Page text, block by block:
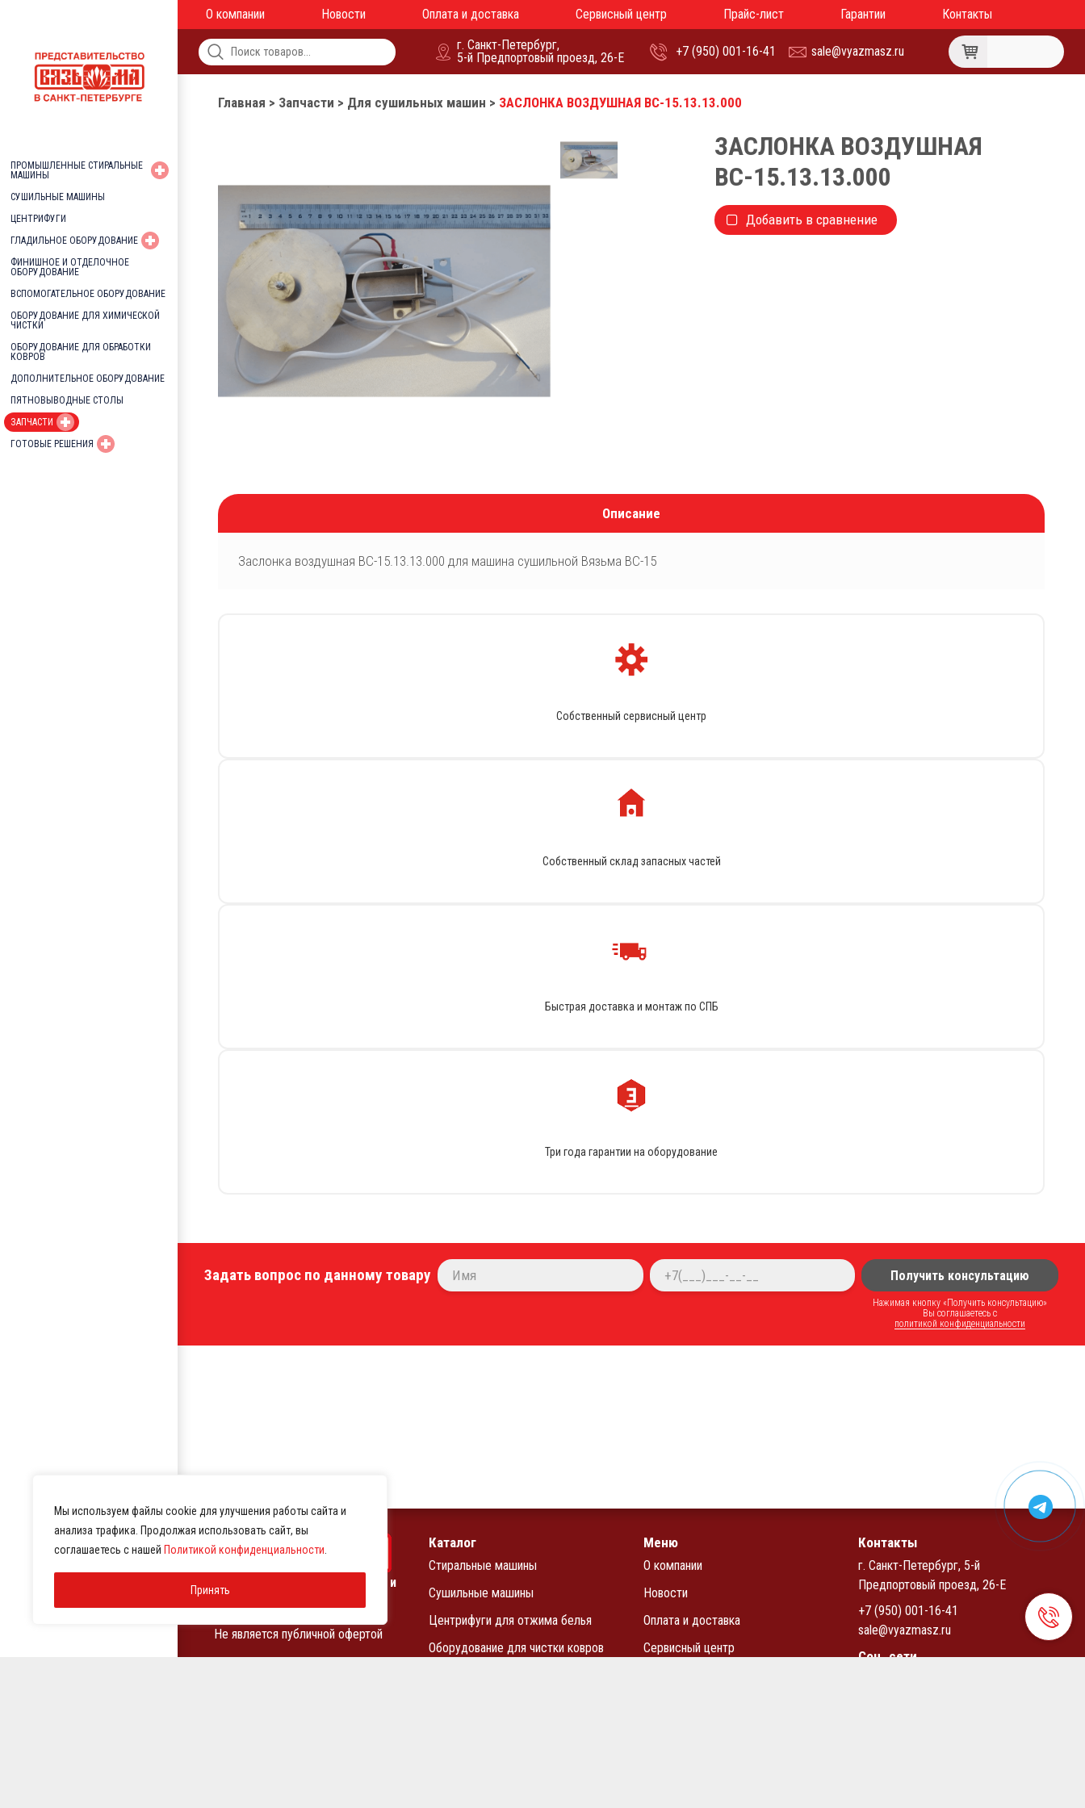
Мы используем файлы cookie для улучшения работы сайта и
анализа трафика. Продолжая использовать сайт, вы
соглашаетесь с нашей Политикой конфиденциальности
Принять
ПРОМЫШЛЕННЫЕ СТИРАЛЬНЫЕ
МАШИНЫ
СУШИЛЬНЫЕ МАШИНЫ
ЦЕНТРИФУГИ
ГЛАДИЛЬНОЕ ОБОРУДОВАНИЕ
ФИНИШНОЕ И ОТДЕЛОЧНОЕ
ОБОРУДОВАНИЕ
ВСПОМОГАТЕЛЬНОЕ ОБОРУДОВАНИЕ
ОБОРУДОВАНИЕ ДЛЯ ХИМИЧЕСКОЙ
ЧИСТКИ
ОБОРУДОВАНИЕ ДЛЯ ОБРАБОТКИ
КОВРОВ
ДОПОЛНИТЕЛЬНОЕ ОБОРУДОВАНИЕ
ПЯТНОВЫВОДНЫЕ СТОЛЫ
ЗАПЧАСТИ
ГОТОВЫЕ РЕШЕНИЯ
О компании Новости Оплата и доставка Сервисный центр Прайс-лист Гарантии
Контакты
г. Санкт-Петербург,
5-й Предпортовый проезд, 26-Е
+7 (950) 001-16-41 sale@vyazmasz.ru
Главная > Запчасти > Для сушильных машин > ЗАСЛОНКА ВОЗДУШНАЯ ВС-15.13.13.000
ЗАСЛОНКА ВОЗДУШНАЯ
ВС-15.13.13.000
Добавить в сравнение
Описание
Заслонка воздушная ВС-15.13.13.000 для машина сушильной Вязьма ВС-15
Собственный сервисный центр
Собственный склад запасных частей
Быстрая доставка и монтаж по СПБ
Три года гарантии на оборудование
Задать вопрос по данному товару Получить консультацию
Нажимая кнопку «Получить консультацию»
Вы соглашаетесь с
политикой конфиденциальности
Каталог
Стиральные машины
Сушильные машины
Центрифуги для отжима белья
Оборудование для чистки ковров
Меню
О компании
Новости
Оплата и доставка
Сервисный центр
Контакты
г. Санкт-Петербург, 5-й
Предпортовый проезд, 26-Е
+7 (950) 001-16-41
sale@vyazmasz.ru
Соц. сети
Оборудование для прачечных и
Не является публичной офертой